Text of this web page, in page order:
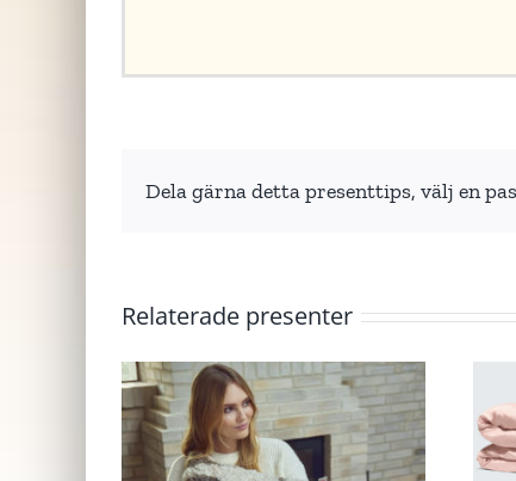
Dela gärna detta presenttips, välj en
Relaterade presenter